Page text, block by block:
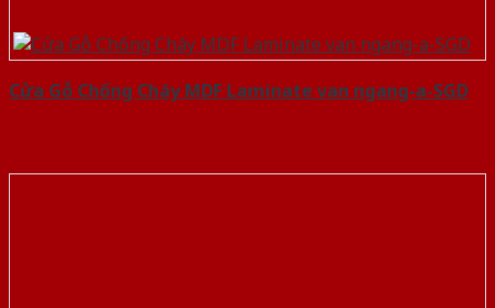
Cửa Gỗ Chống Cháy MDF Laminate van ngang-a-SGD